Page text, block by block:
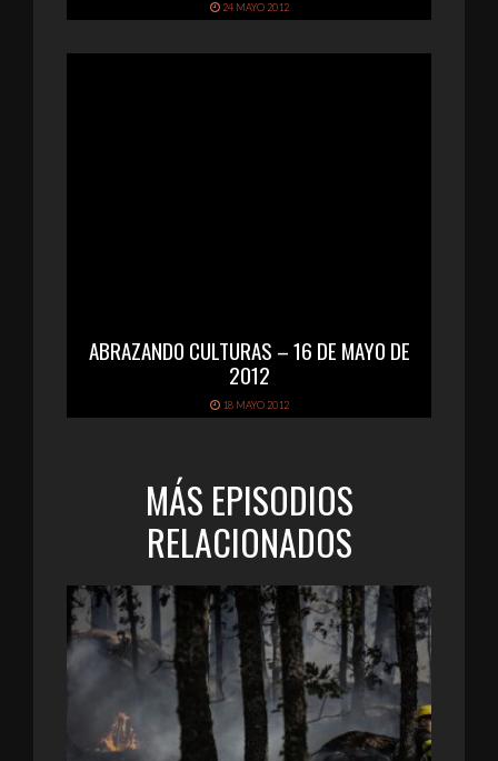
24 MAYO 2012
ABRAZANDO CULTURAS – 16 DE MAYO DE
2012
18 MAYO 2012
MÁS EPISODIOS
RELACIONADOS